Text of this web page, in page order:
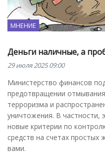
МНЕНИЕ
Деньги наличные, а
29 июля 2025 09:00
Министерство финансов
предотвращении
терроризма и
уничтожения. В частности,
новые критерии по
средств на счетах простых
вами.